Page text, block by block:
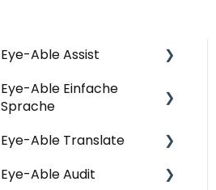
Eye-Able Assist
Allgemeine Fragen |
Assist
Installation | Assist
Konfiguration | Assist
Eye-Able Einfache
Sprache
Allgemeine Fragen |
Eye-Able Translate
Allgemeine Fragen |
Eye-Able Audit